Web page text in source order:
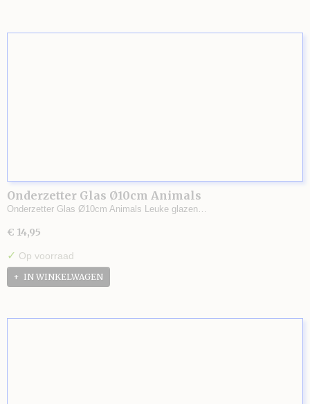
Onderzetter Glas Ø10cm Animals
Onderzetter Glas Ø10cm Animals Leuke glazen…
€ 14,95
✓ Op voorraad
IN WINKELWAGEN